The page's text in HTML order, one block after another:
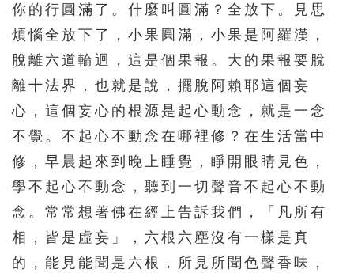
你的行圓滿了。什麼叫圓滿？全放下。見思
煩惱全放下了，小果圓滿，小果是阿羅漢，
脫離六道輪迴，這是個果報。大的果報要脫
離十法界，也就是說，擺脫阿賴耶這個妄
心，這個妄心的根源是起心動念，就是一念
不覺。不起心不動念在哪裡修？在生活當中
修，早晨起來到晚上睡覺，睜開眼睛見色，
學不起心不動念，聽到一切聲音不起心不動
念。常常想著佛在經上告訴我們，「凡所有
相，皆是虛妄」，六根六塵沒有一樣是真
的，能見能聞是六根，所見所聞色聲香味，